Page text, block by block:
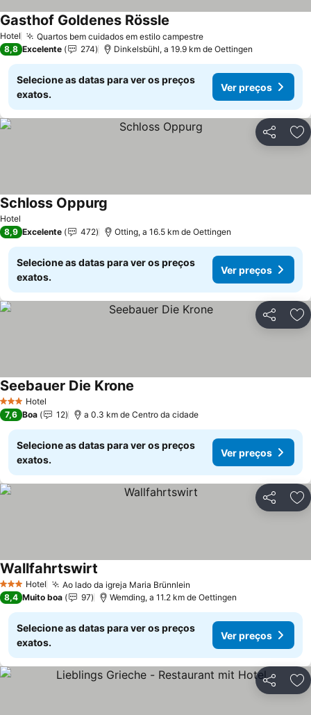
Hotel Quartos bem cuidados em estilo campestre
Gasthof Goldenes Rössle
8,8 Excelente 274 Dinkelsbühl, a 19.9 km de Oettingen
Selecione as datas para ver os preços
exatos.
Ver preços
Partilhar
Hotel
Schloss Oppurg
8,9 Excelente 472 Otting, a 16.5 km de Oettingen
Selecione as datas para ver os preços
exatos.
Ver preços
Partilhar
3 EstrelasHotel
Seebauer Die Krone
7,6 Boa 12 a 0.3 km de Centro da cidade
Selecione as datas para ver os preços
exatos.
Ver preços
Partilhar
3 EstrelasHotel Ao lado da igreja Maria Brünnlein
Wallfahrtswirt
8,4 Muito boa 97 Wemding, a 11.2 km de Oettingen
Selecione as datas para ver os preços
exatos.
Ver preços
Partilhar